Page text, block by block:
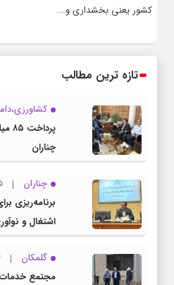
کشور یعنی بخشداری و...
تازه ترین مطالب
چناران
چناران
15
برنامه‌ریزی
اشتغال و
گلمکان
مجتمع